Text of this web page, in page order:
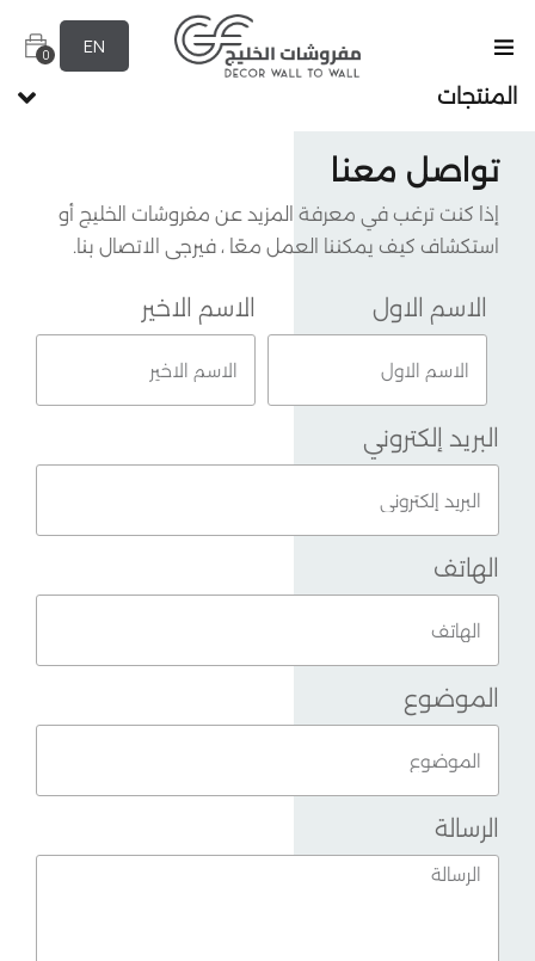
EN
0
المنتجات
تواصل معنا
إذا كنت ترغب في معرفة المزيد عن مفروشات الخليج أو
استكشاف كيف يمكننا العمل معًا ، فيرجى الاتصال بنا.
الاسم الاول الاسم الاخير
البريد إلكتروني
الهاتف
الموضوع
الرسالة